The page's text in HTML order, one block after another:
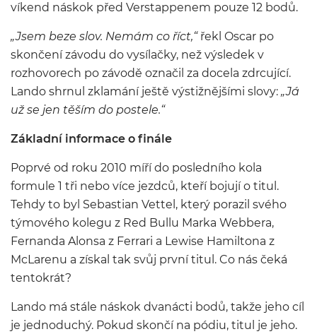
víkend náskok před Verstappenem pouze 12 bodů.
„Jsem beze slov. Nemám co říct,“řekl Oscar po
skončení závodu do vysílačky, než výsledek v
rozhovorech po závodě označil za docela zdrcující.
Lando shrnul zklamání ještě výstižnějšími slovy: „Já
už se jen těším do postele.“
Základní informace o finále
Poprvé od roku 2010 míří do posledního kola
formule 1 tři nebo více jezdců, kteří bojují o titul.
Tehdy to byl Sebastian Vettel, který porazil svého
týmového kolegu z Red Bullu Marka Webbera,
Fernanda Alonsa z Ferrari a Lewise Hamiltona z
McLarenu a získal tak svůj první titul. Co nás čeká
tentokrát?
Lando má stále náskok dvanácti bodů, takže jeho cíl
je jednoduchý. Pokud skončí na pódiu, titul je jeho.